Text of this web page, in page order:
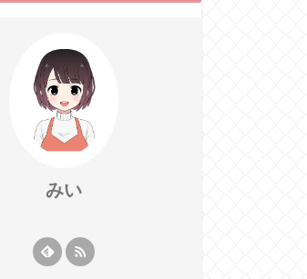
みい